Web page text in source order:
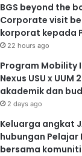
BGS beyond the
Corporate visit
korporat kepada
22 hours ago
Program Mobility
Nexus USU x
akademik dan
2 days ago
Keluarga angkat
hubungan Pelajar
bersama komuniti